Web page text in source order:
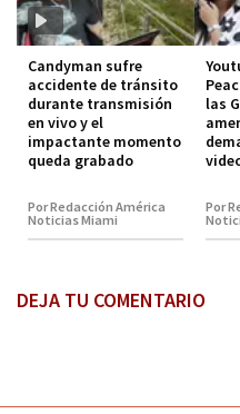
Candyman sufre
accidente de tránsito
durante transmisión
en vivo y el
impactante momento
queda grabado
Por Redacción América
Noticias Miami
las
Por
DEJA TU COMENTARIO